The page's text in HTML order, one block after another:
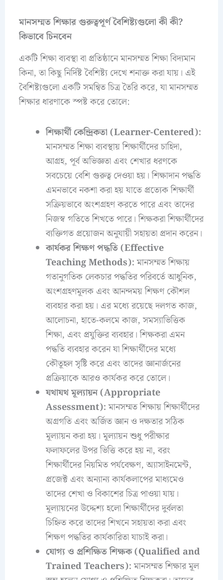
মানসম্মত শিক্ষার গুরুত্বপূর্ণ বৈশিষ্ট্যগুলো কী কী?
কিভাবে চিনবেন
একটি শিক্ষা ব্যবস্থা বা প্রতিষ্ঠানে মানসম্মত শিক্ষা বিদ্যমান
কিনা, তা কিছু নির্দিষ্ট বৈশিষ্ট্য দেখে শনাক্ত করা যায়। এই
বৈশিষ্ট্যগুলো একটি সমন্বিত চিত্র তৈরি করে, যা মানসম্মত
শিক্ষার ধারণাকে স্পষ্ট করে তোলে:
শিক্ষার্থী কেন্দ্রিকতা (Learner-Centered):
মানসম্মত শিক্ষা ব্যবস্থায় শিক্ষার্থীদের চাহিদা,
আগ্রহ, পূর্ব অভিজ্ঞতা এবং শেখার ধরণকে
সবচেয়ে বেশি গুরুত্ব দেওয়া হয়। শিক্ষাদান পদ্ধতি
এমনভাবে নকশা করা হয় যাতে প্রত্যেক শিক্ষার্থী
সক্রিয়ভাবে অংশগ্রহণ করতে পারে এবং তাদের
নিজস্ব গতিতে শিখতে পারে। শিক্ষকরা শিক্ষার্থীদের
ব্যক্তিগত প্রয়োজন অনুযায়ী সহায়তা প্রদান করেন।
কার্যকর শিক্ষণ পদ্ধতি (Effective
Teaching Methods): মানসম্মত শিক্ষায়
গতানুগতিক লেকচার পদ্ধতির পরিবর্তে আধুনিক,
অংশগ্রহণমূলক এবং আনন্দময় শিক্ষণ কৌশল
ব্যবহার করা হয়। এর মধ্যে রয়েছে দলগত কাজ,
আলোচনা, হাতে-কলমে কাজ, সমস্যাভিত্তিক
শিক্ষা, এবং প্রযুক্তির ব্যবহার। শিক্ষকরা এমন
পদ্ধতি ব্যবহার করেন যা শিক্ষার্থীদের মধ্যে
কৌতূহল সৃষ্টি করে এবং তাদের জ্ঞানার্জনের
প্রক্রিয়াকে আরও কার্যকর করে তোলে।
যথাযথ মূল্যায়ন (Appropriate
Assessment): মানসম্মত শিক্ষায় শিক্ষার্থীদের
অগ্রগতি এবং অর্জিত জ্ঞান ও দক্ষতার সঠিক
মূল্যায়ন করা হয়। মূল্যায়ন শুধু পরীক্ষার
ফলাফলের উপর ভিত্তি করে হয় না, বরং
শিক্ষার্থীদের নিয়মিত পর্যবেক্ষণ, অ্যাসাইনমেন্ট,
প্রজেক্ট এবং অন্যান্য কার্যকলাপের মাধ্যমেও
তাদের শেখা ও বিকাশের চিত্র পাওয়া যায়।
মূল্যায়নের উদ্দেশ্য হলো শিক্ষার্থীদের দুর্বলতা
চিহ্নিত করে তাদের শিখনে সহায়তা করা এবং
শিক্ষণ পদ্ধতির কার্যকারিতা যাচাই করা।
যোগ্য ও প্রশিক্ষিত শিক্ষক (Qualified and
Trained Teachers): মানসম্মত শিক্ষার মূল